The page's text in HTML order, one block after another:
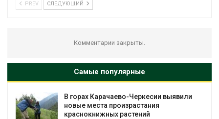
PREV СЛЕДУЮЩИЙ
Комментарии закрыты.
Самые популярные
В горах Карачаево-Черкесии выявили
новые места произрастания
краснокнижных растений